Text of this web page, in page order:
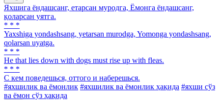
Яхшига ёндашсанг, етарсан муродга, Ёмонга ёндашсанг,
қоларсан уятга.
* * *
Yaxshiga yondashsang, yetarsan murodga, Yomonga yondashsang,
qolarsan uyatga.
* * *
He that lies down with dogs must rise up with fleas.
* * *
С кем поведешься, оттого и наберешься.
#яхшилик ва ёмонлик #яхшилик ва ёмонлик ҳақида #яхши сўз
ва ёмон сўз ҳақида